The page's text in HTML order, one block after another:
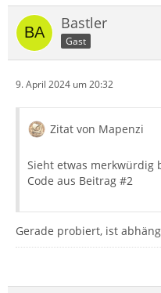
Bastler
Gast
9. April 2024 um 20:32
Zitat von Mapenzi
Sieht etwas merkwürdig
Code aus Beitrag #2
Gerade probiert, ist